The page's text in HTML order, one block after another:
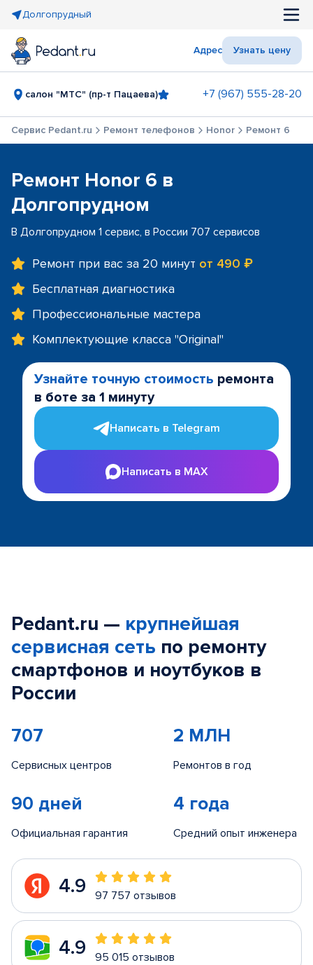
Долгопрудный
Адрес Узнать цену
салон "МТС" (пр-т Пацаева) +7 (967) 555-28-20
Сервис Pedant.ru Ремонт телефонов Honor Ремонт 6
Ремонт Honor 6 в
Долгопрудном
В Долгопрудном 1 сервис, в России 707 сервисов
Ремонт при вас за 20 минут от 490 ₽
Бесплатная диагностика
Профессиональные мастера
Комплектующие класса "Original"
Узнайте точную стоимость ремонта
в боте за 1 минуту
Написать в Telegram
Написать в MAX
Pedant.ru — крупнейшая
сервисная сеть по ремонту
смартфонов и ноутбуков в
России
707
Сервисных центров
2 МЛН
Ремонтов в год
90 дней
Официальная гарантия
4 года
Средний опыт инженера
4.9 97 757 отзывов
4.9 95 015 отзывов